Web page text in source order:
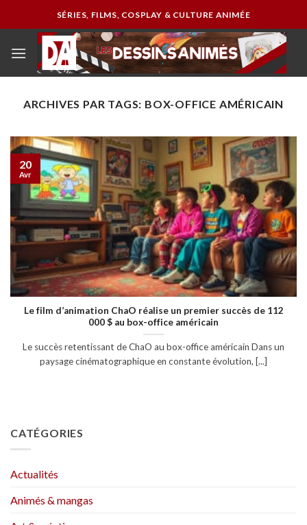
SÉRIES, FILMS, COSPLAY & CULTURE ANIMÉE
ARCHIVES PAR TAGS: BOX-OFFICE AMÉRICAIN
Le film d’animation ChaO réalise un premier succès de 112
000 $ au box-office américain
Le succès retentissant de ChaO au box-office américain Dans un
paysage cinématographique en constante évolution, [...]
20
Avr
CATÉGORIES
Actualités
Animés & mangas